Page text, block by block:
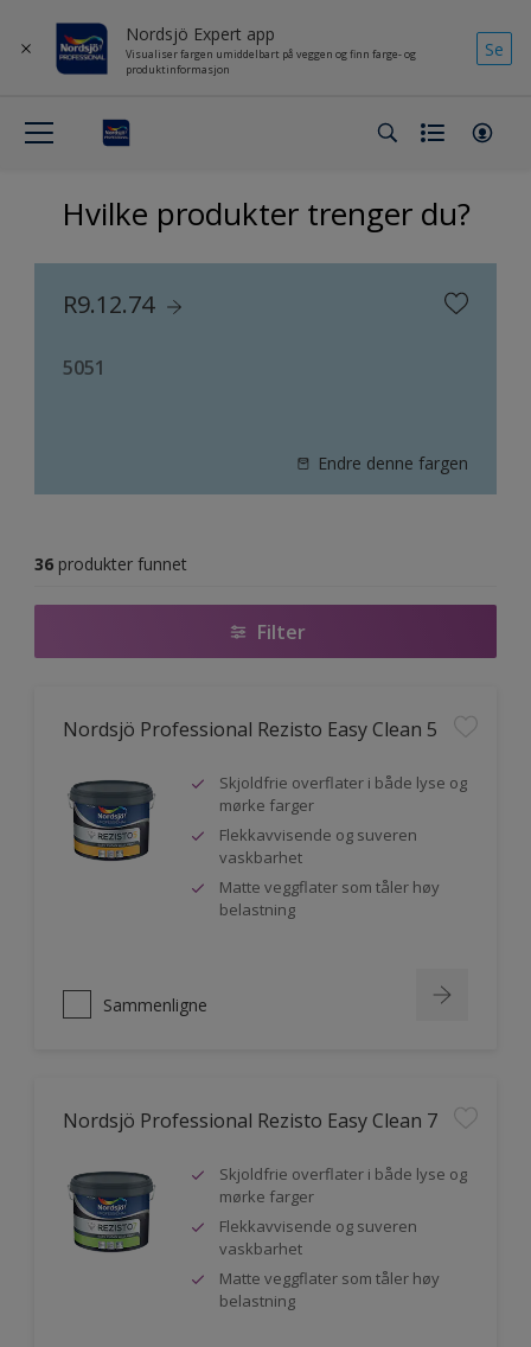
Nordsjö Expert app
Visualiser fargen umiddelbart på veggen og finn farge- og
produktinformasjon
Se
Hvilke produkter trenger du?
R9.12.74
5051
Endre denne fargen
36 produkter funnet
Filter
Nordsjö Professional Rezisto Easy Clean 5
Skjoldfrie overflater i både lyse og
mørke farger
Flekkavvisende og suveren
vaskbarhet
Matte veggflater som tåler høy
belastning
Sammenligne
Nordsjö Professional Rezisto Easy Clean 7
Skjoldfrie overflater i både lyse og
mørke farger
Flekkavvisende og suveren
vaskbarhet
Matte veggflater som tåler høy
belastning